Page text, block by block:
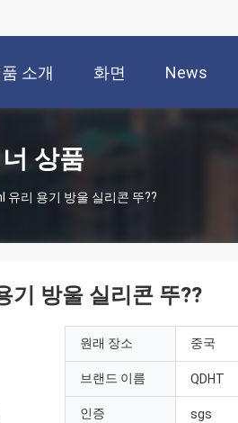
소개 화면 News
상품
유리 용기 방울 실리콘 뚜??
기 방울 실리콘 뚜??
원래 장소 중국
브랜드 이름 QDHT
인증 sgs